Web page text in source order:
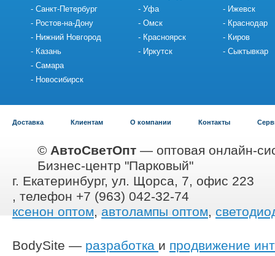
Санкт-Петербург
Ростов-на-Дону
Нижний Новгород
Казань
Самара
Новосибирск
Уфа
Омск
Красноярск
Иркутск
Ижевск
Краснодар
Киров
Сыктывкар
Доставка Клиентам О компании Контакты
© АвтоСветОпт — оптовая онлайн-
Бизнес-центр "Парковый"
г. Екатеринбург, ул. Щорса, 7, офис 223
, телефон +7 (963) 042-32-74
ксенон оптом, автолампы оптом,
BodySite — разработка и продвижение